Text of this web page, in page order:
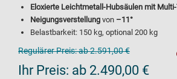
Eloxierte Leichtmetall-Hubsäulen mit
Neigungsverstellung von –11°
Belastbarkeit: 150 kg, optional 200 kg
Regulärer Preis:ab 2.591,00 €
Ihr Preis: ab 2.490,00 €